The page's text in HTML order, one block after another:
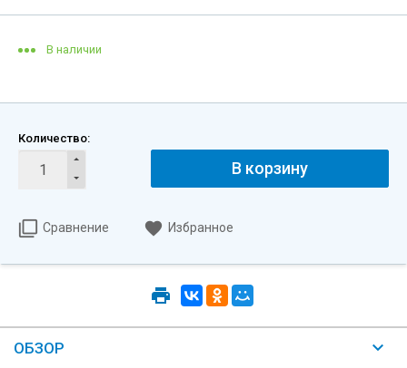
В наличии
Количество:
В корзину
Сравнение Избранное
ОБЗОР